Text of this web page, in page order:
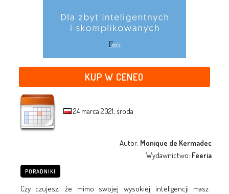
KUP W CENEO
24 marca 2021, środa
Autor: Monique de Kermadec
Wydawnictwo: Feeria
PORADNIKI
Czy czujesz, że mimo swojej wysokiej inteligencji masz